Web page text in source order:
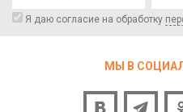
Я даю согласие на обработку
МЫ В